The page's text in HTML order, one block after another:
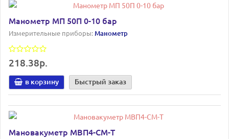
Манометр МП 50П 0-10 бар
Измерительные приборы:Манометр
218.38р.
в корзину Быстрый заказ
Мановакуметр МВП4-СМ-Т